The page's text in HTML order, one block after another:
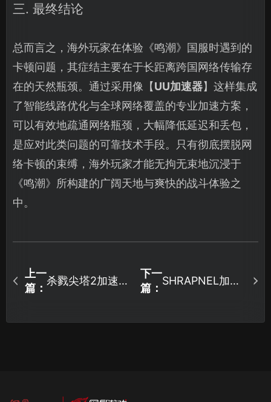
三. 最终结论
总而言之，海外玩家在体验《鸣潮》国服时遇到的
卡顿问题，其症结主要在于长距离跨国网络传输存
在的天然瓶颈。通过采用像【UU加速器】这样集成
了智能线路优化与全球网络覆盖的专业加速方案，
可以有效地疏通网络瓶颈，大幅降低延迟和丢包，
是应对此类问题的可靠技术手段。只有彻底摆脱网
络卡顿的束缚，海外玩家才能无拘无束地沉浸于
《鸣潮》所构建的广阔天地与爽快的战斗体验之
中。
上一
篇：
杀戮尖塔2加速器
下一
篇：
SHRAPNEL加速
用攻略！